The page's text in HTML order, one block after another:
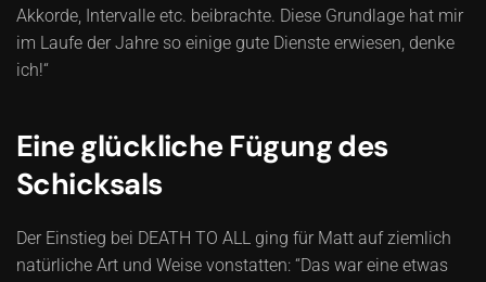
Akkorde, Intervalle etc. beibrachte. Diese Grundlage hat mir
im Laufe der Jahre so einige gute Dienste erwiesen, denke
ich!“
Eine glückliche Fügung des
Schicksals
Der Einstieg bei DEATH TO ALL ging für Matt auf ziemlich
natürliche Art und Weise vonstatten: “Das war eine etwas